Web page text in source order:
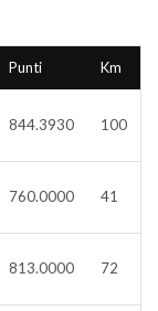
Punti Km
844.3930 100
760.0000 41
813.0000 72